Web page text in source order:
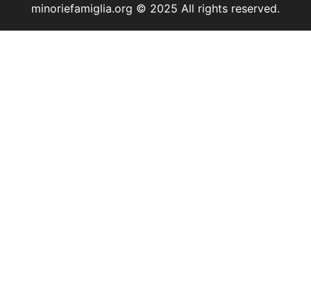
minoriefamiglia.org © 2025 All rights reserved.